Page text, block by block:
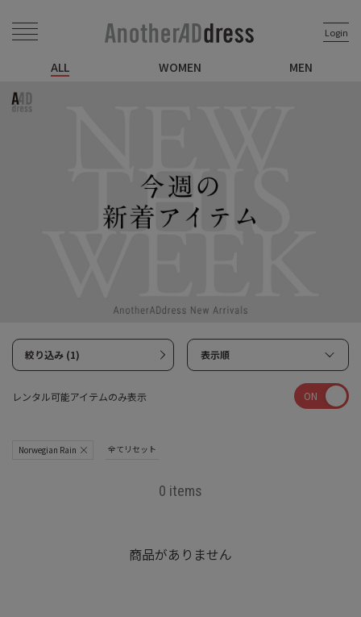
Login
ALL WOMEN MEN
絞り込み (1) 表示順
レンタル可能アイテムのみ表示 ON
Norwegian Rain 全てリセット
0 items
商品がありません